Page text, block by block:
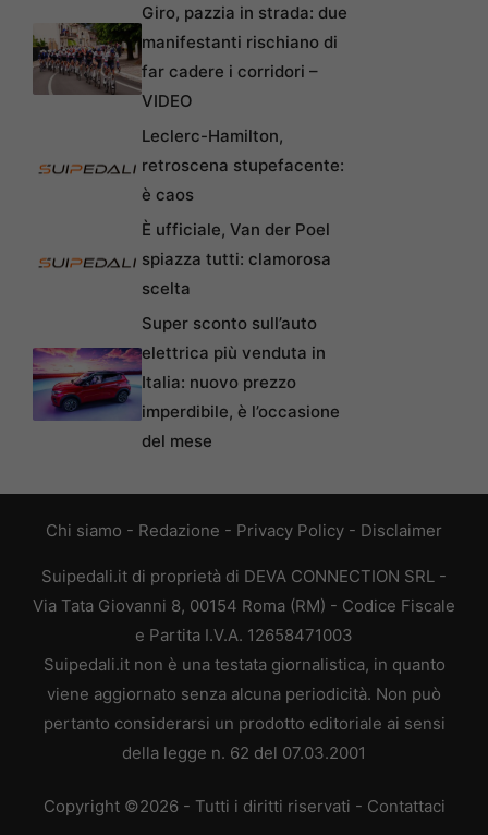
Giro, pazzia in strada: due
manifestanti rischiano di
far cadere i corridori –
VIDEO
Leclerc-Hamilton,
retroscena stupefacente:
è caos
È ufficiale, Van der Poel
spiazza tutti: clamorosa
scelta
Super sconto sull’auto
elettrica più venduta in
Italia: nuovo prezzo
imperdibile, è l’occasione
del mese
Chi siamo - Redazione - Privacy Policy - Disclaimer
Suipedali.it di proprietà di DEVA CONNECTION SRL -
Via Tata Giovanni 8, 00154 Roma (RM) - Codice Fiscale
e Partita I.V.A. 12658471003
Suipedali.it non è una testata giornalistica, in quanto
viene aggiornato senza alcuna periodicità. Non può
pertanto considerarsi un prodotto editoriale ai sensi
della legge n. 62 del 07.03.2001
Copyright ©2026 - Tutti i diritti riservati - Contattaci